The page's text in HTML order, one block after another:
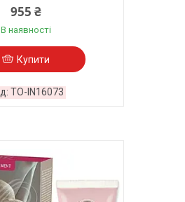
955 ₴
В наявності
Купити
TO-IN16073